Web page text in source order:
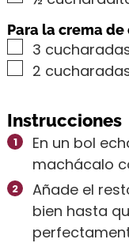
Para la crema
▢
3
▢
2
Instrucciones
En un bol
machácalo
Añade el
bien hasta